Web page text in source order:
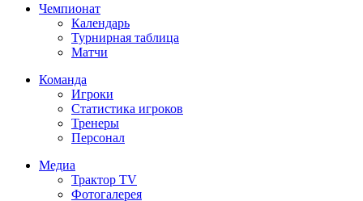
Чемпионат
Календарь
Турнирная таблица
Матчи
Команда
Игроки
Статистика игроков
Тренеры
Персонал
Медиа
Трактор TV
Фотогалерея